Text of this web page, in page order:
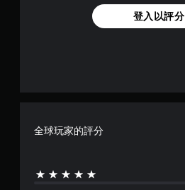
登入以評分
全球玩家的評分